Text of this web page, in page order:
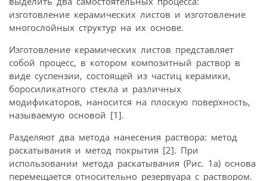
изготовление керамических листов и изготовление
многослойных структур на их основе.
Изготовление керамических листов представляет
собой процесс, в котором композитный раствор в
виде суспензии, состоящей из частиц керамики,
боросиликатного стекла и различных
модификаторов, наносится на плоскую поверхность,
называемую основой [1].
Разделяют два метода нанесения раствора: метод
раскатывания и метод покрытия [2]. При
использовании метода раскатывания (Рис. 1а) основа
перемещается относительно резервуара с раствором.